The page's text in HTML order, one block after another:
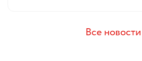
Все новости